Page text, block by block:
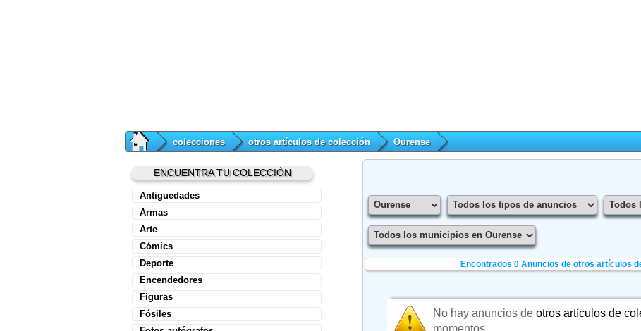
colecciones otros artículos de colección Ourense
ENCUENTRA TU COLECCIÓN
Antiguedades
Armas
Arte
Cómics
Deporte
Encendedores
Figuras
Fósiles
Encontrados 0Anuncios de otros artículos
No hay anuncios de otros artículos de
momentos.